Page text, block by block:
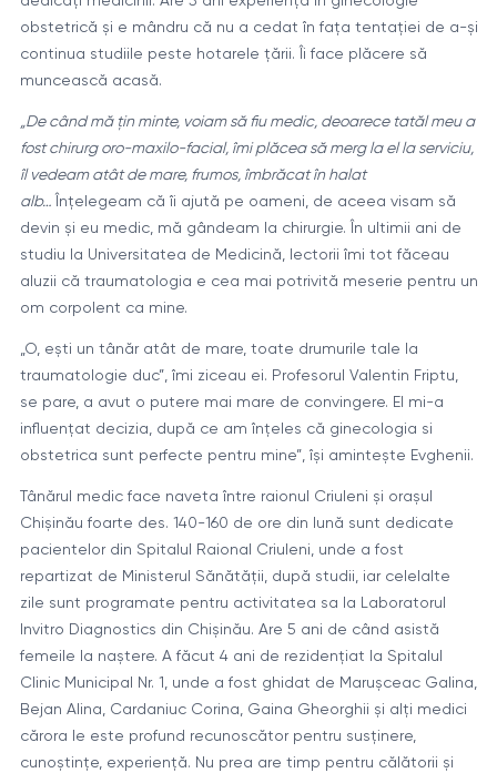
obstetrică și e mândru că nu a cedat în fața tentației de a-și
continua studiile peste hotarele țării. Îi face plăcere să
muncească acasă.
„De când mă țin minte, voiam să fiu medic, deoarece tatăl meu a
fost chirurg oro-maxilo-facial, îmi plăcea să merg la el la serviciu,
îl vedeam atât de mare, frumos, îmbrăcat în halat
alb…Înțelegeam că îi ajută pe oameni, de aceea visam să
devin și eu medic, mă gândeam la chirurgie. În ultimii ani de
studiu la Universitatea de Medicină, lectorii îmi tot făceau
aluzii că traumatologia e cea mai potrivită meserie pentru un
om corpolent ca mine.
„O, ești un tânăr atât de mare, toate drumurile tale la
traumatologie duc”, îmi ziceau ei. Profesorul Valentin Friptu,
se pare, a avut o putere mai mare de convingere. El mi-a
influențat decizia, după ce am înțeles că ginecologia si
obstetrica sunt perfecte pentru mine”, își amintește Evghenii.
Tânărul medic face naveta între raionul Criuleni și orașul
Chișinău foarte des. 140-160 de ore din lună sunt dedicate
pacientelor din Spitalul Raional Criuleni, unde a fost
repartizat de Ministerul Sănătății, după studii, iar celelalte
zile sunt programate pentru activitatea sa la Laboratorul
Invitro Diagnostics din Chișinău. Are 5 ani de când asistă
femeile la naștere. A făcut 4 ani de rezidențiat la Spitalul
Clinic Municipal Nr. 1, unde a fost ghidat de Marușceac Galina,
Bejan Alina, Cardaniuc Corina, Gaina Gheorghii și alți medici
cărora le este profund recunoscător pentru susținere,
cunoștințe, experiență. Nu prea are timp pentru călătorii și